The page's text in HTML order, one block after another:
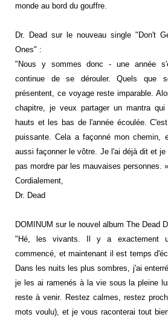
monde au bord du gouffre.
Dr. Dead sur le nouveau single "Don't
Ones" :
"Nous y sommes donc - une année
continue de se dérouler. Quels que
présentent, ce voyage reste imparable.
chapitre, je veux partager un mantra
hauts et les bas de l'année écoulée.
puissante. Cela a façonné mon chemin,
aussi façonner le vôtre. Je l'ai déjà dit et
pas mordre par les mauvaises personnes. »
Cordialement,
Dr. Dead
DOMINUM sur le nouvel album The Dead
"Hé, les vivants. Il y a exactement
commencé, et maintenant il est temps
Dans les nuits les plus sombres, j'ai
je les ai ramenés à la vie sous la pleine
reste à venir. Restez calmes, restez
mots voulu), et je vous raconterai tout